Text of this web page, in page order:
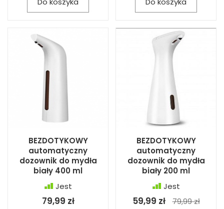
BEZDOTYKOWY
automatyczny
dozownik do mydła
biały 400 ml
Jest
79,99 zł
BEZDOTYKOWY
automatyczny
dozownik do mydła
biały 200 ml
Jest
59,99 zł 79,99 zł